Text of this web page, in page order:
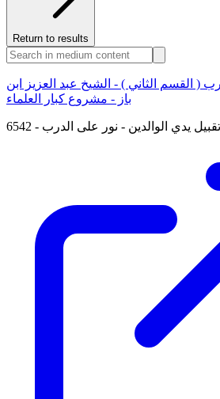
Return to results
( القسم الثاني ) - الشيخ عبد العزيز ابن
باز - مشروع كبار العلماء
تقبيل يدي الوالدين - نور على الدرب